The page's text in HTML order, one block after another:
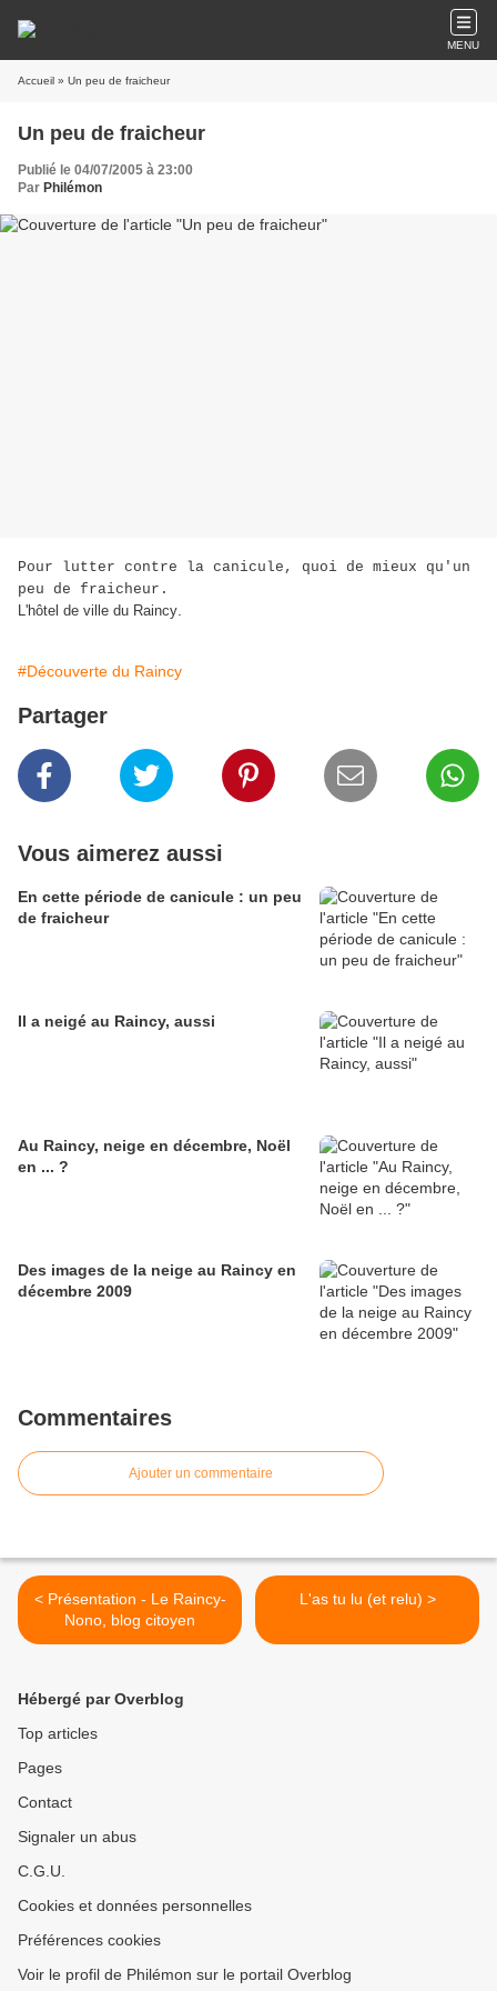
MENU
Accueil » Un peu de fraicheur
Un peu de fraicheur
Publié le 04/07/2005 à 23:00
Par Philémon
Pour lutter contre la canicule, quoi de mieux qu'un
peu de fraicheur.
L'hôtel de ville du Raincy
#Découverte du Raincy
Partager
Vous aimerez aussi
En cette période de canicule : un peu
de fraicheur
Il a neigé au Raincy, aussi
Au Raincy, neige en décembre, Noël
en ... ?
Des images de la neige au Raincy en
décembre 2009
Commentaires
Ajouter un commentaire
< Présentation - Le Raincy-
Nono, blog citoyen
L'as tu lu (et relu) >
Hébergé par Overblog
Top articles
Pages
Contact
Signaler un abus
C.G.U.
Cookies et données personnelles
Préférences cookies
Voir le profil de Philémon sur le portail Overblog